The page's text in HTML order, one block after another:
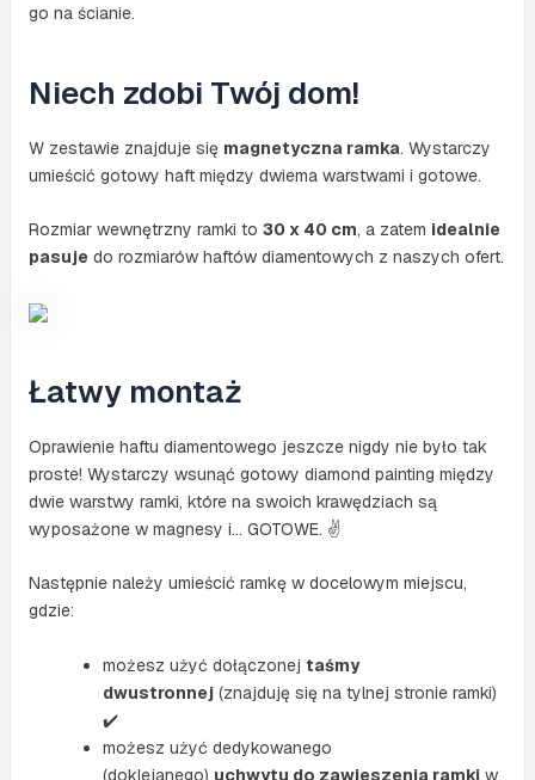
go na ścianie.
Niech zdobi Twój dom!
W zestawie znajduje się magnetyczna ramka. Wystarczy
umieścić gotowy haft między dwiema warstwami i gotowe.
Rozmiar wewnętrzny ramki to 30 x 40 cm, a zatem idealnie
pasuje do rozmiarów haftów diamentowych z naszych ofert.
Łatwy montaż
Oprawienie haftu diamentowego jeszcze nigdy nie było tak
proste! Wystarczy wsunąć gotowy diamond painting między
dwie warstwy ramki, które na swoich krawędziach są
wyposażone w magnesy i… GOTOWE. ✌
Następnie należy umieścić ramkę w docelowym miejscu,
gdzie:
możesz użyć dołączonej taśmy
dwustronnej(znajduję się na tylnej stronie ramki)
✔️
możesz użyć dedykowanego
(doklejanego) uchwytu do zawieszenia ramkiw